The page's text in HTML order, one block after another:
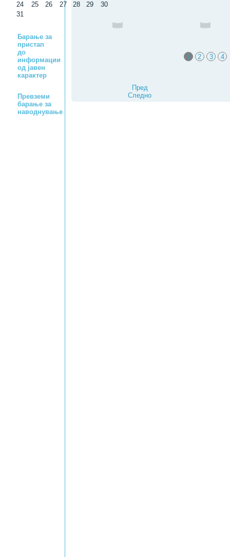
24
25 26 27 28 29
30
31
Барање за
пристап
до
информации
од јавен
карактер
Превземи
барање за
наводнување
1 2 3 4
Пред
Следно